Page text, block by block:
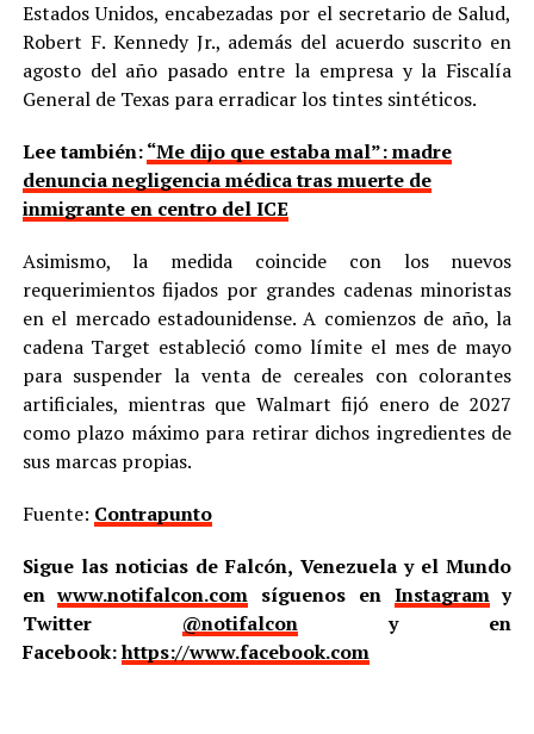
Estados Unidos, encabezadas por el secretario de Salud,
Robert F. Kennedy Jr., además del acuerdo suscrito en
agosto del año pasado entre la empresa y la Fiscalía
General de Texas para erradicar los tintes sintéticos.
Lee también:“Me dijo que estaba mal”: madre
denuncia negligencia médica tras muerte de
inmigrante en centro del ICE
Asimismo, la medida coincide con los nuevos
requerimientos fijados por grandes cadenas minoristas
en el mercado estadounidense. A comienzos de año, la
cadena Target estableció como límite el mes de mayo
para suspender la venta de cereales con colorantes
artificiales, mientras que Walmart fijó enero de 2027
como plazo máximo para retirar dichos ingredientes de
sus marcas propias.
Fuente: Contrapunto
Sigue las noticias de Falcón, Venezuela y el Mundo
enwww.notifalcon.com síguenos en Instagramy
Twitter @notifalcony en
Facebook:https://www.facebook.com